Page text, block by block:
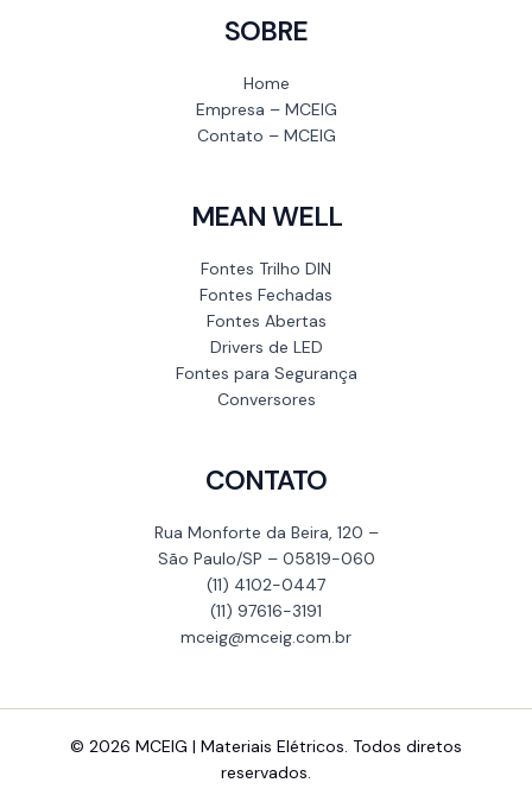
SOBRE
Home
Empresa – MCEIG
Contato – MCEIG
MEAN WELL
Fontes Trilho DIN
Fontes Fechadas
Fontes Abertas
Drivers de LED
Fontes para Segurança
Conversores
CONTATO
Rua Monforte da Beira, 120 –
São Paulo/SP – 05819-060
(11) 4102-0447
(11) 97616-3191
mceig@mceig.com.br
© 2026 MCEIG | Materiais Elétricos. Todos diretos
reservados.